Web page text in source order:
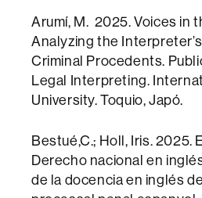
Arumí, M. 2025. Voices in
Analyzing the
Criminal Procedents.
Legal Interpreting.
University. Toquio, Japó.
Bestué,C.; Holl, Iris. 2025.
Derecho nacional en
de la docencia en inglés